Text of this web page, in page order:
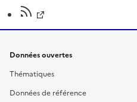
Données ouvertes
Thématiques
Données de référence